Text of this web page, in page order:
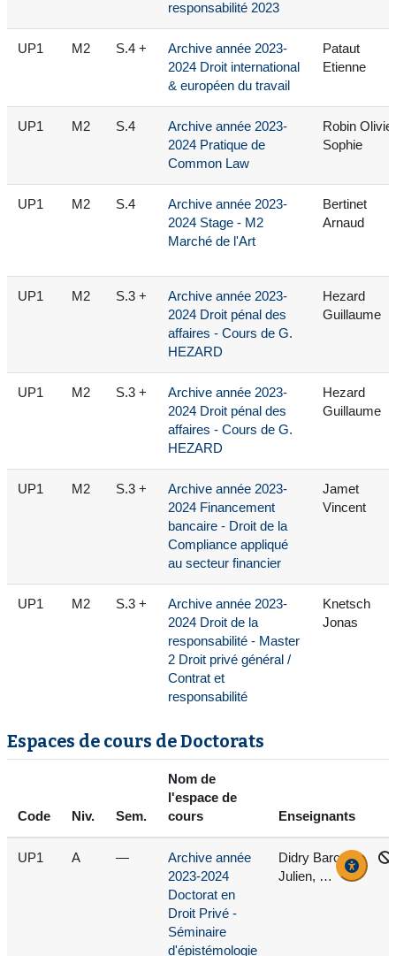
responsabilité 2023
UP1 M2 S.4 +
Archive année 2023-
2024 Droit international
& européen du travail
Pataut
Etienne
UP1 M2 S.4
Archive année 2023-
2024 Pratique de
Common Law
Robin Olivier
Sophie
UP1 M2 S.4
Archive année 2023-
2024 Stage - M2
Marché de l'Art
Bertinet
Arnaud
UP1 M2 S.3 +
Archive année 2023-
2024 Droit pénal des
affaires - Cours de G.
HEZARD
Hezard
Guillaume
UP1 M2 S.3 +
Archive année 2023-
2024 Droit pénal des
affaires - Cours de G.
HEZARD
Hezard
Guillaume
UP1 M2 S.3 +
Archive année 2023-
2024 Financement
bancaire - Droit de la
Compliance appliqué
au secteur financier
Jamet
Vincent
UP1 M2 S.3 +
Archive année 2023-
2024 Droit de la
responsabilité - Master
2 Droit privé général /
Contrat et
responsabilité
Knetsch
Jonas
Espaces de cours de Doctorats
Code Niv. Sem.
Nom de
l'espace de
cours
Enseignants
UP1 A —
Archive année
2023-2024
Doctorat en
Droit Privé -
Séminaire
d'épistémologie
Didry Barca
Julien, …